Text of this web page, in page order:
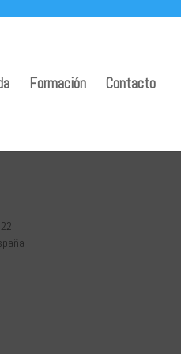
Formación Contacto